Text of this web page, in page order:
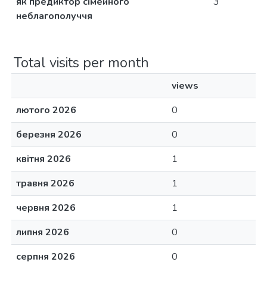
неблагополуччя
Total visits per month
views
лютого 2026
0
березня 2026
0
квітня 2026
1
травня 2026
1
червня 2026
1
липня 2026
0
серпня 2026
0